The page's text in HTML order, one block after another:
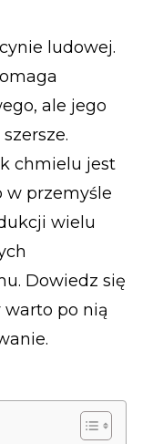
ludowej.
ale jego
chmielu jest
w przemyśle
wielu
Dowiedz się
warto po nią